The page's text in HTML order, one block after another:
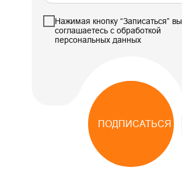
Нажимая кнопку “Записаться” вы
соглашаетесь с обработкой
персональных данных
ПОДПИСАТЬСЯ